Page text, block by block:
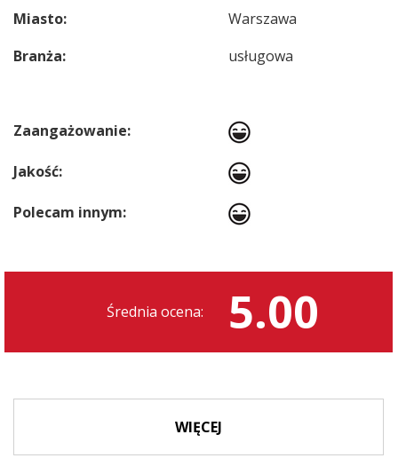
Miasto:
Warszawa
Branża:
usługowa
Zaangażowanie:
Jakość:
Polecam innym:
Średnia ocena: 5.00
WIĘCEJ